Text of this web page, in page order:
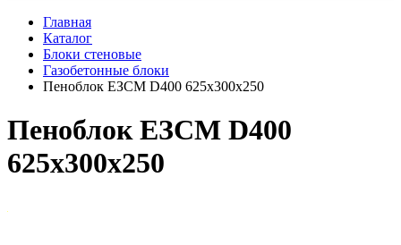
Главная
Каталог
Блоки стеновые
Газобетонные блоки
Пеноблок ЕЗСМ D400 625х300х250
Пеноблок ЕЗСМ D400
625х300х250